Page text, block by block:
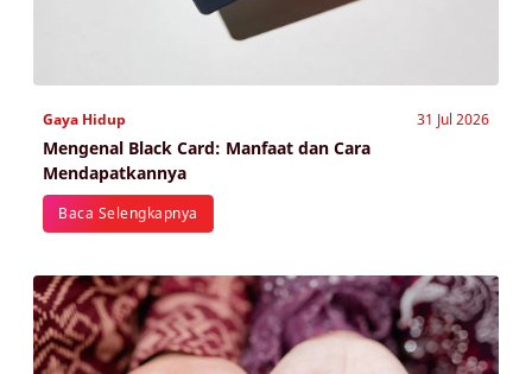
Gaya Hidup 31 Jul 2026
Mengenal Black Card: Manfaat dan Cara
Mendapatkannya
Baca Selengkapnya